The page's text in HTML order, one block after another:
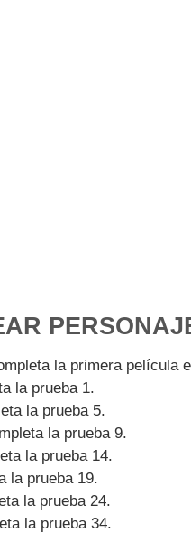
la primera película
la prueba 1.
la prueba 5.
la prueba 9.
la prueba 14.
la prueba 19.
la prueba 24.
la prueba 34.